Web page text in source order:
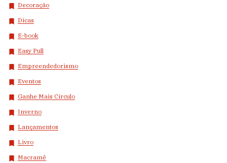
Decoração
Dicas
E-book
Easy Pull
Empreendedorismo
Eventos
Ganhe Mais Círculo
Inverno
Lançamentos
Livro
Macramê